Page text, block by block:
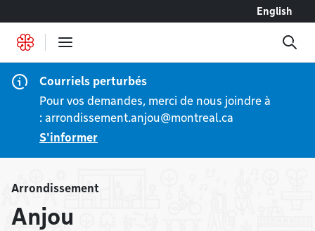
English
Courriels perturbés
Pour vos demandes, merci de nous joindre à
: arrondissement.anjou@montreal.ca
S'informer
Arrondissement
Anjou